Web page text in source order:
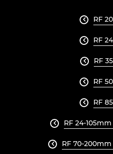
RF

RF

RF

RF

RF

RF 24-

RF 70-200mm
